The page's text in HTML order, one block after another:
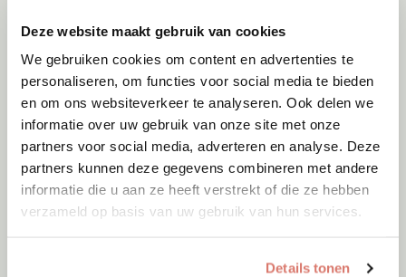
Deze website maakt gebruik van cookies
We gebruiken cookies om content en advertenties te
personaliseren, om functies voor social media te bieden
en om ons websiteverkeer te analyseren. Ook delen we
informatie over uw gebruik van onze site met onze
partners voor social media, adverteren en analyse. Deze
partners kunnen deze gegevens combineren met andere
informatie die u aan ze heeft verstrekt of die ze hebben
verzameld op basis van uw gebruik van hun services.
Details tonen